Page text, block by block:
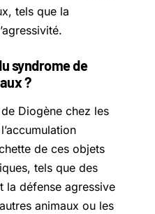
tels que la
syndrome de
?
Diogène chez les
de ces objets
tels que des
la défense agressive
animaux ou les